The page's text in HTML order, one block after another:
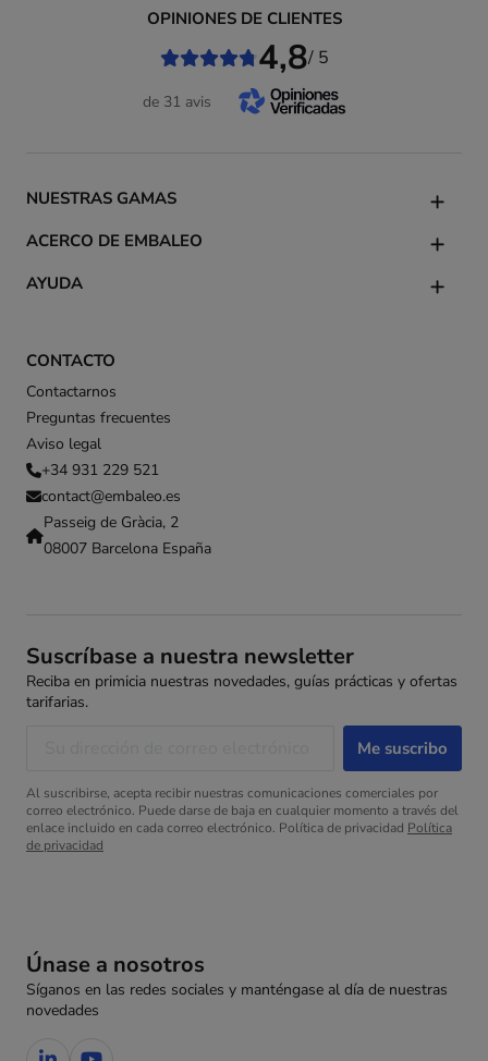
CONTACTO
Contactarnos
Preguntas frecuentes
Aviso legal
+34 931 229 521
contact@embaleo.es
Passeig de Gràcia, 2
08007 Barcelona España
NUESTRAS GAMAS
ACERCO DE EMBALEO
AYUDA
OPINIONES DE CLIENTES
4,8/ 5
de 31 avis
Únase a nosotros
Síganos en las redes sociales y manténgase al día de nuestras
novedades
Suscríbase a nuestra newsletter
Reciba en primicia nuestras novedades, guías prácticas y ofertas
tarifarias.
Al suscribirse, acepta recibir nuestras comunicaciones comerciales por
correo electrónico. Puede darse de baja en cualquier momento a través del
enlace incluido en cada correo electrónico. Política de privacidad Política
de privacidad